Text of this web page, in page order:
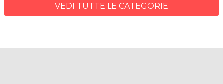
VEDI TUTTE LE CATEGORIE